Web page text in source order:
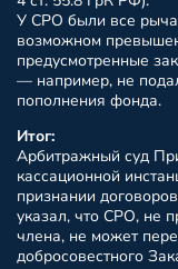
У СРО были все
возможном
предусмотренные
— например, не
пополнения фонда.
Итог:
Арбитражный суд
кассационной
признании
указал, что СРО, не
члена, не может
добросовестного